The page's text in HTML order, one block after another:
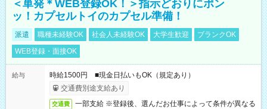
＜単発＊WEB登録OK！＞指示どおりにポン
ッ！カプセルトイのカプセル準備！
派遣 職種未経験OK 社会人未経験OK 大学生歓迎
ブランクOK
WEB登録・面接OK
給与
時給1500円 ■現金日払いもOK（規定あり）
交通費別途支給あり
交通費
一部支給 ※登録後、選んだお仕事によって条件が異なる